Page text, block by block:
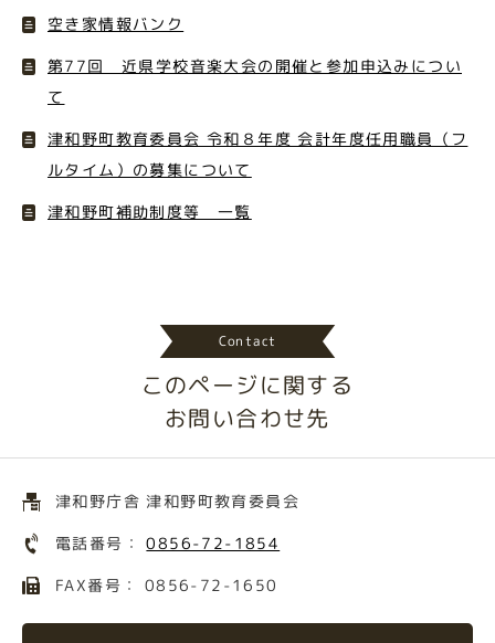
空き家情報バンク
第77回 近県学校音楽大会の開催と参加申込みについ
て
津和野町教育委員会 令和８年度 会計年度任用職員（フ
ルタイム）の募集について
津和野町補助制度等 一覧
Contact
このページに関する
お問い合わせ先
津和野庁舎 津和野町教育委員会
電話番号：0856-72-1854
FAX番号： 0856-72-1650